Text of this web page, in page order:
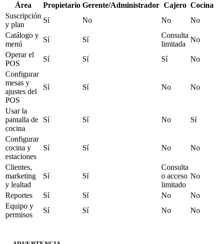
Área Propietario Gerente/Administrador Cajero Cocina
Suscripción
y plan
Sí No No
No
Catálogo y
menú
Sí Sí
Consulta
limitada
No
Operar el
POS
Sí Sí Sí
No
Configurar
mesas y
ajustes del
POS
Sí Sí No No
Usar la
pantalla de
cocina
Sí Sí No Sí
Configurar
cocina y
estaciones
Sí Sí No No
Clientes,
marketing
y lealtad
Sí Sí
Consulta
o acceso
limitado
No
Reportes Sí Sí No
No
Equipo y
permisos
Sí Sí No No